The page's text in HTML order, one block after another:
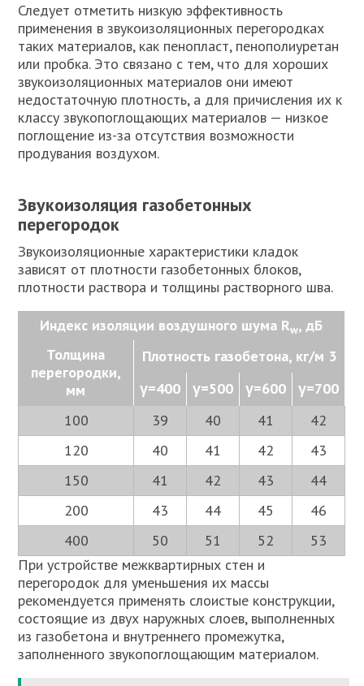
Следует отметить низкую эффективность
применения в звукоизоляционных перегородках
таких материалов, как пенопласт, пенополиуретан
или пробка. Это связано с тем, что для хороших
звукоизоляционных материалов они имеют
недостаточную плотность, а для причисления их к
классу звукопоглощающих материалов — низкое
поглощение из-за отсутствия возможности
продувания воздухом.
Звукоизоляция газобетонных
перегородок
Звукоизоляционные характеристики кладок
зависят от плотности газобетонных блоков,
плотности раствора и толщины растворного шва.
Индекс изоляции воздушного шума Rw, дБ
Толщина
перегородки,
мм
Плотность газобетона, кг/м 3
γ=400
γ=500 γ=600
γ=700
100
39 40 41
42
120
40 41 42
43
150
41 42 43
44
200
43 44 45
46
400
50 51 52
53
При устройстве межквартирных стен и
перегородок для уменьшения их массы
рекомендуется применять слоистые конструкции,
состоящие из двух наружных слоев, выполненных
из газобетона и внутреннего промежутка,
заполненного звукопоглощающим материалом.